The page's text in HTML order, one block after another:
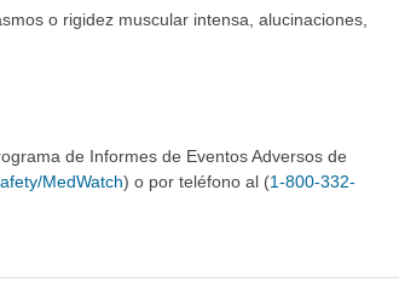
o rigidez muscular intensa, alucinaciones,
de Informes de Eventos Adversos de
MedWatch) o por teléfono al (1-800-332-